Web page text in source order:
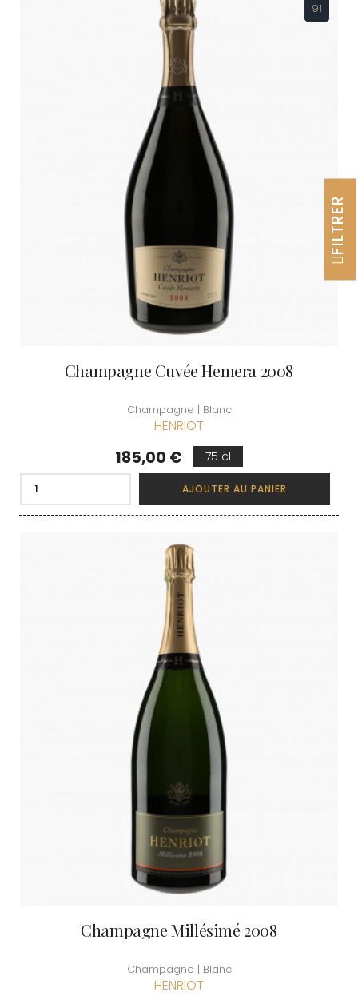
91
Champagne Cuvée Hemera 2008
Champagne | Blanc
HENRIOT
Prix
185,00 € 75 cl
AJOUTER AU PANIER
Champagne Millésimé 2008
Champagne | Blanc
HENRIOT
FILTRER